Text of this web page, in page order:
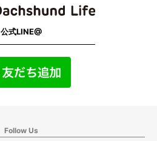
公式LINE@
Follow Us